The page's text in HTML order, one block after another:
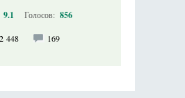
9.1 Голосов: 856
448 169